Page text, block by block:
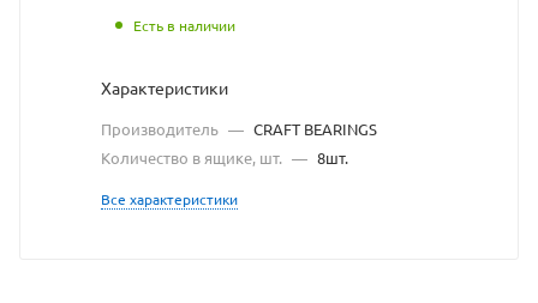
Есть в наличии
Характеристики
Производитель — CRAFT BEARINGS
Количество в ящике, шт. — 8шт.
Все характеристики